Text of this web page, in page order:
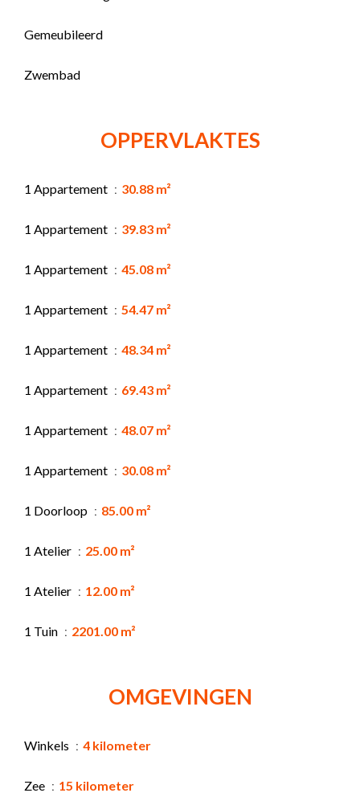
Gemeubileerd
Zwembad
OPPERVLAKTES
1 Appartement 30.88 m²
1 Appartement 39.83 m²
1 Appartement 45.08 m²
1 Appartement 54.47 m²
1 Appartement 48.34 m²
1 Appartement 69.43 m²
1 Appartement 48.07 m²
1 Appartement 30.08 m²
1 Doorloop 85.00 m²
1 Atelier 25.00 m²
1 Atelier 12.00 m²
1 Tuin 2201.00 m²
OMGEVINGEN
Winkels 4 kilometer
Zee 15 kilometer